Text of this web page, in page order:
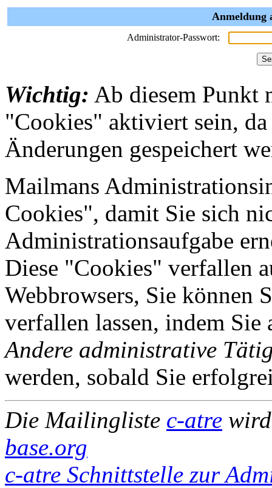
Anmeldung
Administrator-Passwort:
Wichtig: Ab diesem Punkt
"Cookies" aktiviert sein,
Änderungen gespeichert
Mailmans
Cookies", damit Sie sich
Administrationsaufgabe
Diese "Cookies" verfallen
Webbrowsers, Sie können
verfallen lassen, indem
Andere administrative
werden, sobald Sie
Die Mailingliste c-atre
base.org
c-atre Schnittstelle zur